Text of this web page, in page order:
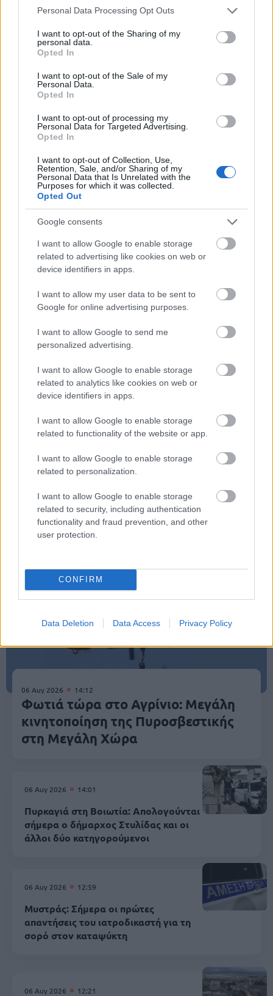
Please note that this website/app uses one or more Google
not limited to your visit or usage behaviour. You may click to
grant or deny consent to Google and its third-party tags to
use your data for below specified purposes in below Google
consent section.
Personal Data Processing Opt Outs
I want to opt-out of the Sharing of my
personal data.
Opted In
I want to opt-out of the Sale of my
Personal Data.
Opted In
I want to opt-out of processing my
Personal Data for Targeted Advertising.
Opted In
I want to opt-out of Collection, Use,
Retention, Sale, and/or Sharing of my
Personal Data that Is Unrelated with the
Purposes for which it was collected.
Opted Out
Google consents
I want to allow Google to enable storage
related to advertising like cookies on web or
device identifiers in apps.
I want to allow my user data to be sent to
Google for online advertising purposes.
I want to allow Google to send me
personalized advertising.
I want to allow Google to enable storage
related to analytics like cookies on web or
device identifiers in apps.
I want to allow Google to enable storage
related to functionality of the website or app.
I want to allow Google to enable storage
related to personalization.
I want to allow Google to enable storage
related to security, including authentication
functionality and fraud prevention, and other
user protection.
CONFIRM
Data Deletion Data Access Privacy Policy
Δημοφιλείς Ειδήσεις
ΑΣΕΠ: Αυτές είναι οι δύο επόμενες
προκηρύξεις «μαμούθ» (με μόρια)
Αλλάζουν τα χαρτονομίσματα ευρώ –
Οριστικά εκτός το 500ευρο
ΑΣΕΠ: Νέος γραπτός διαγωνισμός -
Μόνιμοι στο υπουργείο Εξωτερικών
ΔΥΠΑ: 1.000 προσλήψεις με μισθό έως
1.250€ - Πού θα κάνετε αίτηση
Πυροσβεστική Φωτιά
Κοινωνία
06 Αυγ 2026 14:12
Φωτιά τώρα στο Αγρίνιο: Μεγάλη
κινητοποίηση της Πυροσβεστικής
στη Μεγάλη Χώρα
06 Αυγ 2026 14:01
Πυρκαγιά στη Βοιωτία: Απολογούνται
σήμερα ο δήμαρχος Στυλίδας και οι
άλλοι δύο κατηγορούμενοι
06 Αυγ 2026 12:59
Μυστράς: Σήμερα οι πρώτες
απαντήσεις του ιατροδικαστή για τη
σορό στον καταψύκτη
06 Αυγ 2026 12:21